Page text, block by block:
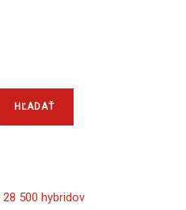
HĽADAŤ
500 hybridov